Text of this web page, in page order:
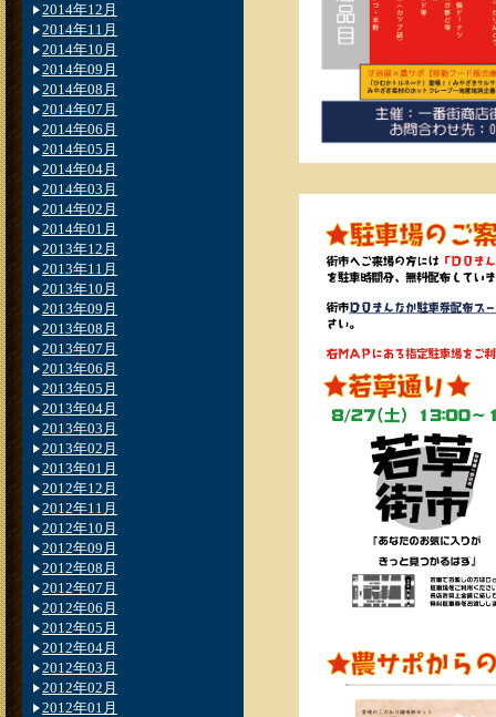
2014年12月
2014年11月
2014年10月
2014年09月
2014年08月
2014年07月
2014年06月
2014年05月
2014年04月
2014年03月
2014年02月
2014年01月
2013年12月
2013年11月
2013年10月
2013年09月
2013年08月
2013年07月
2013年06月
2013年05月
2013年04月
2013年03月
2013年02月
2013年01月
2012年12月
2012年11月
2012年10月
2012年09月
2012年08月
2012年07月
2012年06月
2012年05月
2012年04月
2012年03月
2012年02月
2012年01月